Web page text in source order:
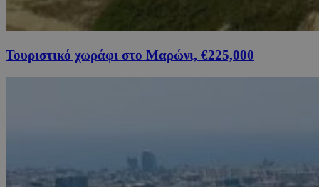
Τουριστικό χωράφι στο Μαρώνι, €225,000